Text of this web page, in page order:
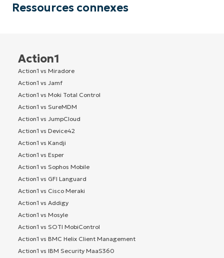
Ressources connexes
Action1
Action1 vs Miradore
Action1 vs Jamf
Action1 vs Moki Total Control
Action1 vs SureMDM
Action1 vs JumpCloud
Action1 vs Device42
Action1 vs Kandji
Action1 vs Esper
Action1 vs Sophos Mobile
Action1 vs GFI Languard
Action1 vs Cisco Meraki
Action1 vs Addigy
Action1 vs Mosyle
Action1 vs SOTI MobiControl
Action1 vs BMC Helix Client Management
Action1 vs IBM Security MaaS360